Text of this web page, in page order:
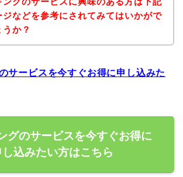
ジなどを参考にされてみてはいかがで
うか？
サービスを今すぐお得に申し込みた
グのサービスを今すぐお得に
し込みたい方はこちら